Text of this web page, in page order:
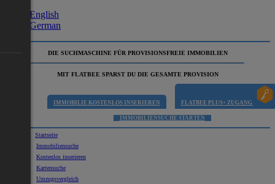
English
German
DIE SUCHMASCHINE FÜR PROVISIONSFREIE IMMOBILIEN
MIT FLATBEE SPARST DU DIE GESAMTE PROVISION
IMMOBILIE KOSTENLOS INSERIEREN FLATBEE PLUS+ ZUGANG
IMMOBILIENSUCHE STARTEN
Startseite
Immobiliensuche
Kostenlos inserieren
Kartensuche
Umzugsvergleich